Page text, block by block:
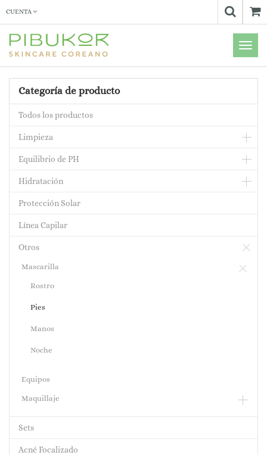
CUENTA
Menú
de
Categoría de producto
Todos los productos
Limpieza
Equilibrio de PH
Hidratación
Protección Solar
Línea Capilar
Otros
Mascarilla
Rostro
Pies
Manos
Noche
Equipos
Maquillaje
Sets
Acné Focalizado